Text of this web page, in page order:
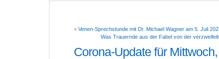
« Venen-Sprechstunde mit Dr. Michael Wagner am 5. Juli
Was Trauernde aus der Fabel von der
Corona-Update für